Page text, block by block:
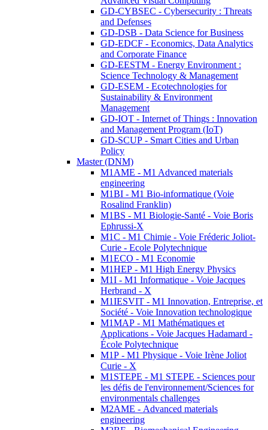
GD-CYBSEC - Cybersecurity : Threats
and Defenses
GD-DSB - Data Science for Business
GD-EDCF - Economics, Data Analytics
and Corporate Finance
GD-EESTM - Energy Environment :
Science Technology & Management
GD-ESEM - Ecotechnologies for
Sustainability & Environment
Management
GD-IOT - Internet of Things : Innovation
and Management Program (IoT)
GD-SCUP - Smart Cities and Urban
Policy
Master (DNM)
M1AME - M1 Advanced materials
engineering
M1BI - M1 Bio-informatique (Voie
Rosalind Franklin)
M1BS - M1 Biologie-Santé - Voie Boris
Ephrussi-X
M1C - M1 Chimie - Voie Fréderic Joliot-
Curie - Ecole Polytechnique
M1ECO - M1 Economie
M1HEP - M1 High Energy Physics
M1I - M1 Informatique - Voie Jacques
Herbrand - X
M1IESVIT - M1 Innovation, Entreprise, et
Société - Voie Innovation technologique
M1MAP - M1 Mathématiques et
Applications - Voie Jacques Hadamard -
École Polytechnique
M1P - M1 Physique - Voie Irène Joliot
Curie - X
M1STEPE - M1 STEPE - Sciences pour
les défis de l'environnement/Sciences for
environmentals challenges
M2AME - Advanced materials
engineering